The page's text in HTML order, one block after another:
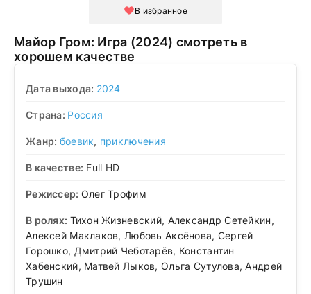
В избранное
Майор Гром: Игра (2024) смотреть в
хорошем качестве
Дата выхода: 2024
Страна: Россия
Жанр: боевик, приключения
В качестве: Full HD
Режиссер: Олег Трофим
В ролях: Тихон Жизневский, Александр Сетейкин,
Алексей Маклаков, Любовь Аксёнова, Сергей
Горошко, Дмитрий Чеботарёв, Константин
Хабенский, Матвей Лыков, Ольга Сутулова, Андрей
Трушин